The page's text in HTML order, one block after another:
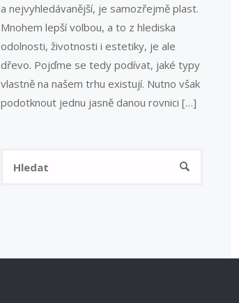
a nejvyhledávanější, je samozřejmě plast.
Mnohem lepší volbou, a to z hlediska
odolnosti, životnosti i estetiky, je ale
dřevo. Pojďme se tedy podívat, jaké typy
vlastně na našem trhu existují. Nutno však
podotknout jednu jasně danou rovnici […]
HLEDAT